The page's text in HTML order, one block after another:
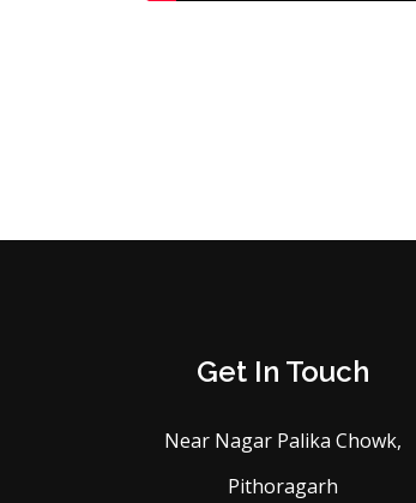
Get In Touch
Near Nagar Palika Chowk,
Pithoragarh